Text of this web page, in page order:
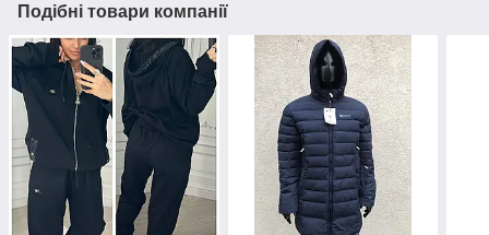
Подібні товари компанії